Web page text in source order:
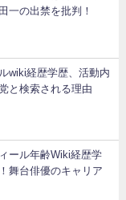
一の出禁を批判！
wiki経歴学歴、活動内
と検索される理由
ール年齢Wiki経歴学
舞台俳優のキャリア